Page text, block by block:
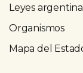
Leyes
Organismos
Mapa del